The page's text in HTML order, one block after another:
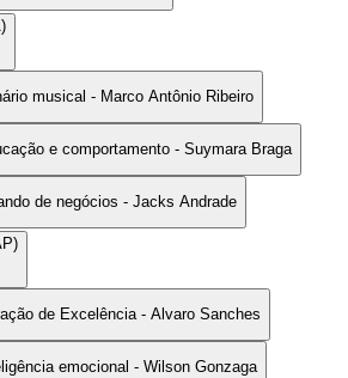
musical - Marco Antônio Ribeiro
e comportamento - Suymara Braga
de negócios - Jacks Andrade
de Excelência - Alvaro Sanches
emocional - Wilson Gonzaga